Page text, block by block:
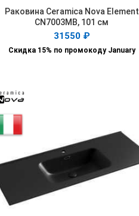
В КОРЗИНУ
Раковина Ceramica Nova Element
CN7003MB, 101 см
31550 ₽
Скидка 15% по промокоду January